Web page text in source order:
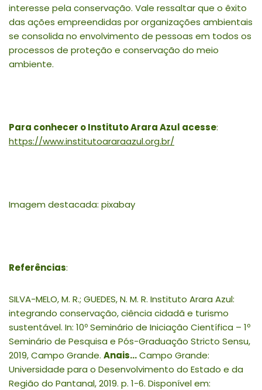
interesse pela conservação. Vale ressaltar que o êxito
das ações empreendidas por organizações ambientais
se consolida no envolvimento de pessoas em todos os
processos de proteção e conservação do meio
ambiente.
Para conhecer o Instituto Arara Azul acesse:
https://www.institutoararaazul.org.br/
Imagem destacada: pixabay
Referências:
SILVA-MELO, M. R.; GUEDES, N. M. R. Instituto Arara Azul:
integrando conservação, ciência cidadã e turismo
sustentável. In: 10º Seminário de Iniciação Científica – 1º
Seminário de Pesquisa e Pós-Graduação Stricto Sensu,
2019, Campo Grande. Anais…Campo Grande:
Universidade para o Desenvolvimento do Estado e da
Região do Pantanal, 2019. p. 1-6. Disponível em: